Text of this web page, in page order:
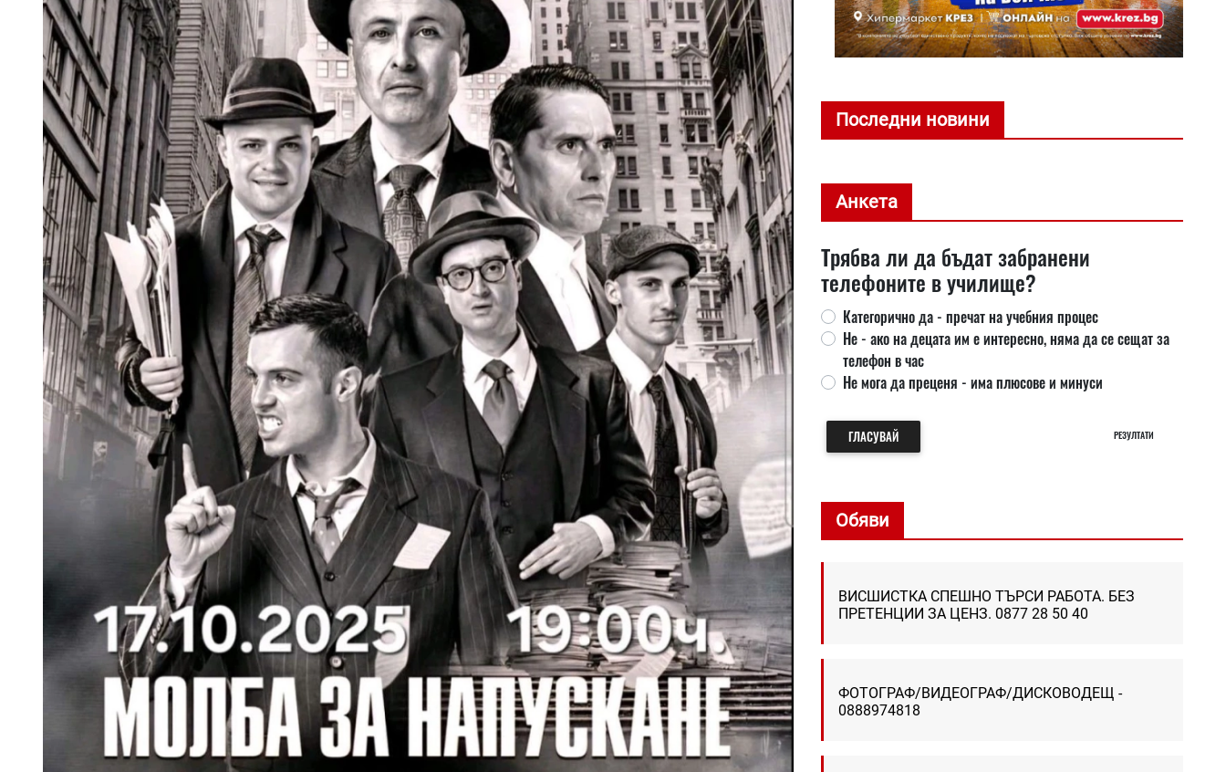
Последни новини
Анкета
Трябва ли да бъдат забранени
телефоните в училище?
Категорично да - пречат на учебния процес
Не - ако на децата им е интересно, няма да се сещат за
телефон в час
Не мога да преценя - има плюсове и минуси
ГЛАСУВАЙ РЕЗУЛТАТИ
Обяви
ВИСШИСТКА СПЕШНО ТЪРСИ РАБОТА. БЕЗ
ПРЕТЕНЦИИ ЗА ЦЕНЗ. 0877 28 50 40
ФОТОГРАФ/ВИДЕОГРАФ/ДИСКОВОДЕЩ -
0888974818